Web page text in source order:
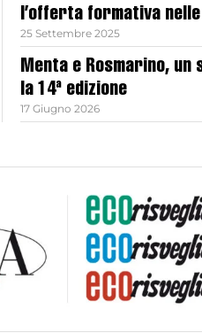
l’offerta formativa
25 Settembre 2025
Menta e Rosmarino, un
la 14ª edizione
17 Giugno 2026